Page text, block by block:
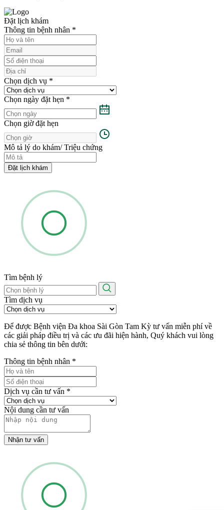
Đặt lịch khám
Thông tin bệnh nhân *
Chọn dịch vụ *
Chọn ngày đặt hẹn *
Chọn giờ đặt hẹn
Mô tả lý do khám/ Triệu chứng
Đặt lịch khám
Tìm bệnh lý
Tìm dịch vụ
Để được Bệnh viện Đa khoa Sài Gòn Tam Kỳ tư vấn miễn phí về
các giải pháp điều trị và các ưu đãi hiện hành, Quý khách vui lòng
chia sẻ thông tin bên dưới:
Thông tin bệnh nhân *
Dịch vụ cần tư vấn *
Nội dung cần tư vấn
Nhận tư vấn